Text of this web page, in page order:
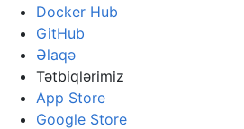
Docker Hub
GitHub
Əlaqə
Tətbiqlərimiz
App Store
Google Store